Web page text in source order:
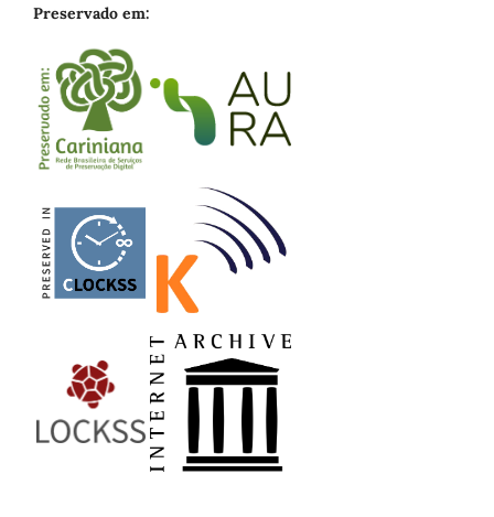
Preservado em: